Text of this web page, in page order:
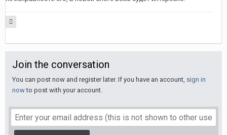
Join the conversation
You can post now and register later. If you have an account, sign in
nowto post with your account.